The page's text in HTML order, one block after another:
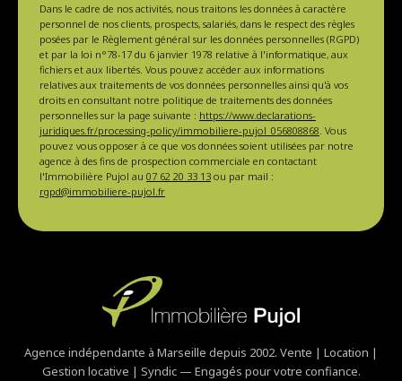
Dans le cadre de nos activités, nous traitons les données à caractère
personnel de nos clients, prospects, salariés, dans le respect des règles
posées par le Règlement général sur les données personnelles (RGPD)
et par la loi n°78-17 du 6 janvier 1978 relative à l'informatique, aux
fichiers et aux libertés. Vous pouvez accéder aux informations
relatives aux traitements de vos données personnelles ainsi qu'à vos
droits en consultant notre politique de traitements des données
personnelles sur la page suivante : https://www.declarations-
juridiques.fr/processing-policy/immobiliere-pujol_056808868 . Vous
pouvez vous opposer à ce que vos données soient utilisées par notre
agence à des fins de prospection commerciale en contactant
l'Immobilière Pujol au 07 62 20 33 13 ou par mail :
rgpd@immobiliere-pujol.fr
Agence indépendante à Marseille depuis 2002. Vente | Location |
Gestion locative | Syndic — Engagés pour votre confiance.